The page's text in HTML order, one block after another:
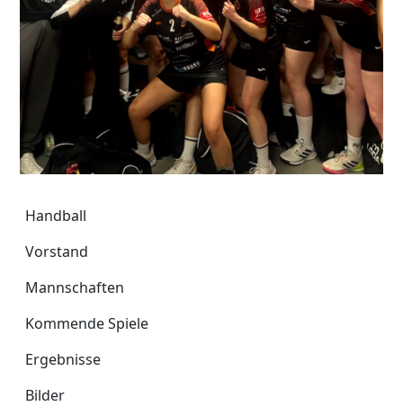
Handball
Handball
Vorstand
Mannschaften
Kommende Spiele
Ergebnisse
Bilder